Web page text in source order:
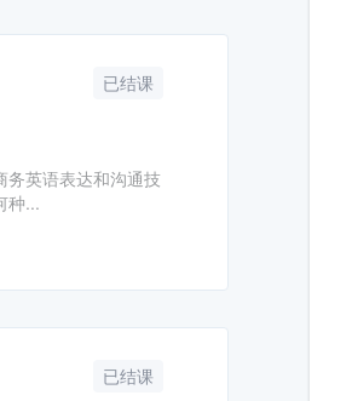
已结课
务英语表达和沟通技
种...
已结课